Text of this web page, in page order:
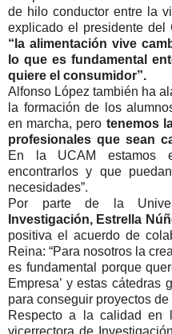
de hilo conductor entre la
explicado el presidente del
“la alimentación vive
lo que es fundamental
quiere el consumidor”.
Alfonso López también ha
la formación de los
en marcha, pero tenemos
profesionales que sean
En la UCAM estamos
encontrarlos y que
necesidades”.
Por parte de la
Investigación, Estrella
positiva el acuerdo de
Reina: “Para nosotros la
es fundamental porque
Empresa’ y estas cátedras
para conseguir proyectos de
Respecto a la calidad en